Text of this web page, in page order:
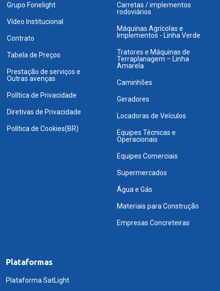
Grupo Fonelight
Vídeo Institucional
Contrato
Tabela de Preços
Prestação de serviços e
Outras avenças
Política de Privacidade
Diretivas de Privacidade
Política de Cookies(BR)
Carretas / implementos
rodoviários
Máquinas Agrícolas e
Implementos - Linha Verde
Tratores e Máquinas de
Terraplanagem – Linha
Amarela
Caminhões
Geradores
Locadoras de Veículos
Equipes Técnicas e
Operacionais
Equipes Comerciais
Supermercados
Água e Gás
Materiais para Construção
Empresas Concreteiras
Plataformas
Plataforma SatLight